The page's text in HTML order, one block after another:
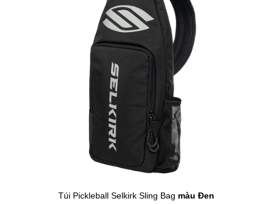
Túi Pickleball Selkirk Sling Bag màu Đen